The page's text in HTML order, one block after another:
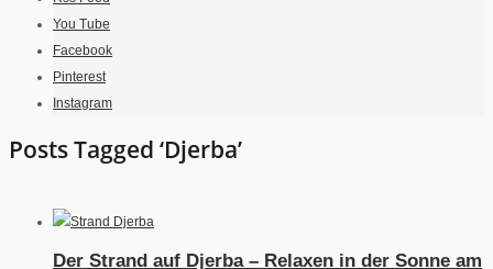
You Tube
Facebook
Pinterest
Instagram
Posts Tagged ‘Djerba’
Der Strand auf Djerba – Relaxen in der Sonne am